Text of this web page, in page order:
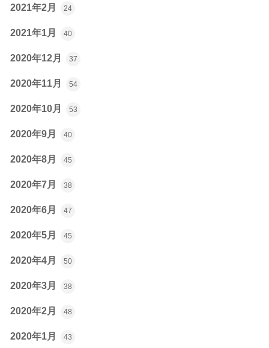
2021年2月 24
2021年1月 40
2020年12月 37
2020年11月 54
2020年10月 53
2020年9月 40
2020年8月 45
2020年7月 38
2020年6月 47
2020年5月 45
2020年4月 50
2020年3月 38
2020年2月 48
2020年1月 43